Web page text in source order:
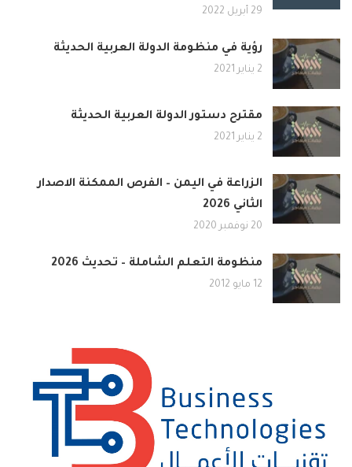
29 أبريل 2022
رؤية في منظومة الدولة العربية الحديثة
2 يناير 2021
مقترح دستور الدولة العربية الحديثة
2 يناير 2021
الزراعة في اليمن – الفرص الممكنة الاصدار
الثاني 2026
20 نوفمبر 2020
منظومة التعلم الشاملة – تحديث 2026
12 مايو 2012